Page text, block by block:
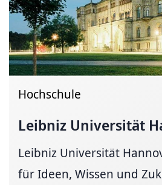
Hochschule
Leibniz Universität
Leibniz Universität
für Ideen, Wissen und